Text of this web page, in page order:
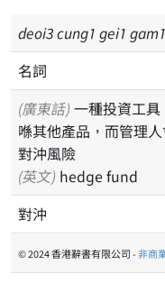
deoi3cung1 gei1 gam1
名詞
(廣東話) 一種投資工
喺其他產品，而管理
對沖風險
(英文) hedge fund
對沖
© 2024 香港辭書有限公司 -非商